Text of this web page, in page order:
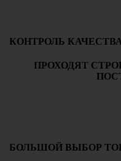
КОНТРОЛЬ КАЧЕСТВА
ПРОХОДЯТ
БОЛЬШОЙ ВЫБОР